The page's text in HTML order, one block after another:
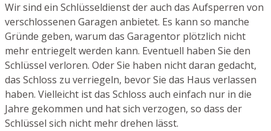
Wir sind ein Schlüsseldienst der auch das Aufsperren von
verschlossenen Garagen anbietet. Es kann so manche
Gründe geben, warum das Garagentor plötzlich nicht
mehr entriegelt werden kann. Eventuell haben Sie den
Schlüssel verloren. Oder Sie haben nicht daran gedacht,
das Schloss zu verriegeln, bevor Sie das Haus verlassen
haben. Vielleicht ist das Schloss auch einfach nur in die
Jahre gekommen und hat sich verzogen, so dass der
Schlüssel sich nicht mehr drehen lässt.